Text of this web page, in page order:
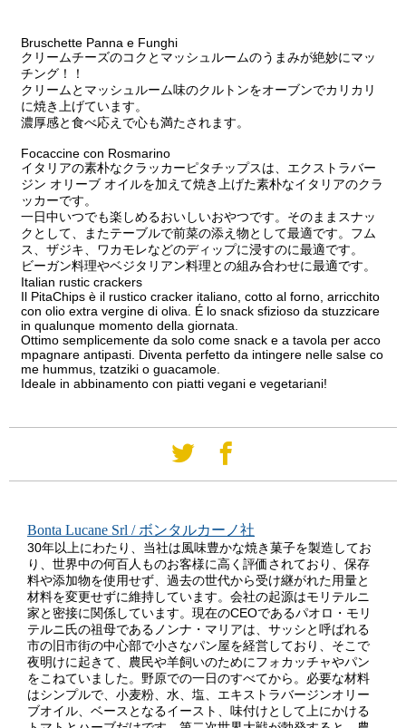
Bruschette Panna e Funghi
クリームチーズのコクとマッシュルームのうまみが絶妙にマッ
チング！！
クリームとマッシュルーム味のクルトンをオーブンでカリカリ
に焼き上げています。
濃厚感と食べ応えで心も満たされます。
Focaccine con Rosmarino
イタリアの素朴なクラッカーピタチップスは、エクストラバー
ジン オリーブ オイルを加えて焼き上げた素朴なイタリアのクラ
ッカーです。
一日中いつでも楽しめるおいしいおやつです。そのままスナッ
クとして、またテーブルで前菜の添え物として最適です。フム
ス、ザジキ、ワカモレなどのディップに浸すのに最適です。
ビーガン料理やベジタリアン料理との組み合わせに最適です。
Italian rustic crackers
Il PitaChips è il rustico cracker italiano, cotto al forno, arricchito
con olio extra vergine di oliva. É lo snack sfizioso da stuzzicare
in qualunque momento della giornata.
Ottimo semplicemente da solo come snack e a tavola per acco
mpagnare antipasti. Diventa perfetto da intingere nelle salse co
me hummus, tzatziki o guacamole.
Ideale in abbinamento con piatti vegani e vegetariani!
Bonta Lucane Srl / ボンタルカーノ社
30年以上にわたり、当社は風味豊かな焼き菓子を製造してお
り、世界中の何百人ものお客様に高く評価されており、保存
料や添加物を使用せず、過去の世代から受け継がれた用量と
材料を変更せずに維持しています。会社の起源はモリテルニ
家と密接に関係しています。現在のCEOであるパオロ・モリ
テルニ氏の祖母であるノンナ・マリアは、サッシと呼ばれる
市の旧市街の中心部で小さなパン屋を経営しており、そこで
夜明けに起きて、農民や羊飼いのためにフォカッチャやパン
をこねていました。野原での一日のすべてから。必要な材料
はシンプルで、小麦粉、水、塩、エキストラバージンオリー
ブオイル、ベースとなるイースト、味付けとして上にかける